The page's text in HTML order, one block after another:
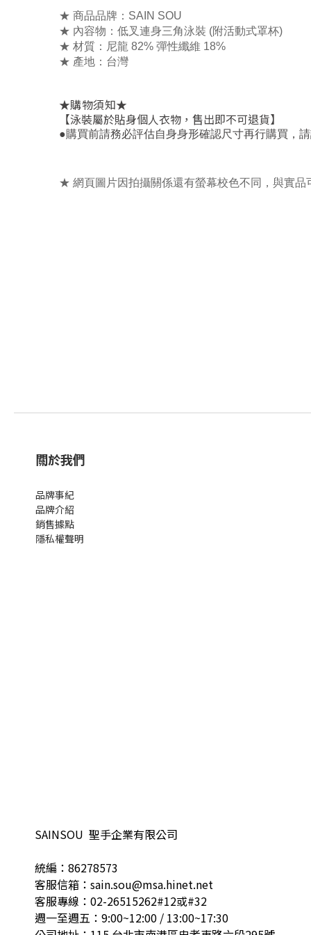
★ 商品品牌：SAIN SOU
★ 內容物：低叉連身三角泳裝 (附活動式罩杯)
★ 材質：尼龍 82% 彈性纖維 18%
★ 產地：台灣
★購物須知★
【泳裝屬於貼身個人衣物，售出即不可退貨】
●購買前請務必評估自身身形確認尺寸再行購買 ，
★ 網頁圖片因拍攝關係還有螢幕校色不同，與實品
關於我們
品牌事紀
品牌介紹
銷售據點
隱私權聲明
SAINSOU 聖手企業有限公司
統編：86278573
客服信箱：sain.sou@msa.hinet.net
客服專線：02-26515262#12或#32
週一至週五：9:00~12:00 / 13:00~17:30